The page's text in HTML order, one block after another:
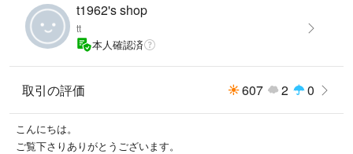
t1962's shop
tt
本人確認済
取引の評価 607 2 0
こんにちは。
ご覧下さりありがとうございます。